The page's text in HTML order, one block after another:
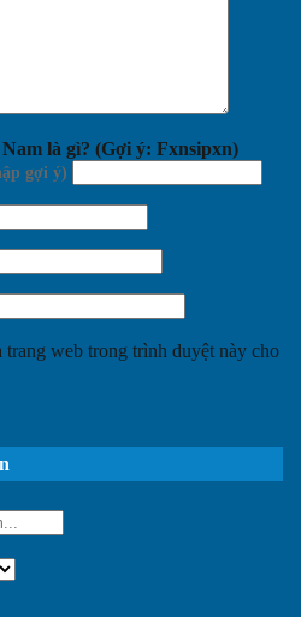
là gì? (Gợi ý: Fxnsipxn)
web trong trình duyệt này cho